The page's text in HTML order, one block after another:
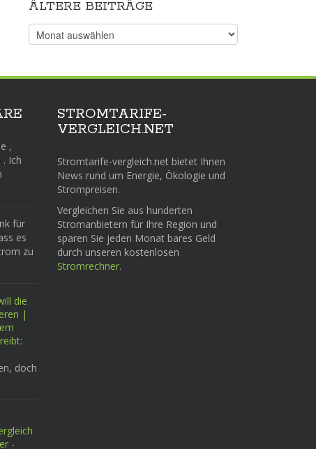
ÄLTERE BEITRÄGE
Ältere
Beiträge
,
Ich
für
es
zu
die
|
doch
-
STROMTARIFE-
VERGLEICH.NET
Stromtarife-vergleich.net bietet Ihnen
News rund um Energie, Ökologie und
Strompreisen.
Vergleichen Sie aus hunderten
Stromanbietern für Ihre Region und
sparen Sie jeden Monat bares Geld
durch unseren kostenlosen
Stromrechner.